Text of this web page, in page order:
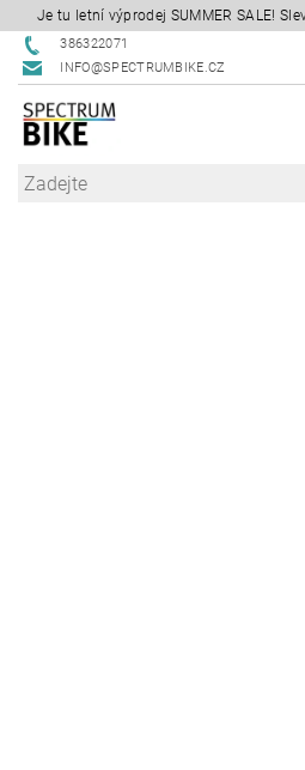
Je tu letní výprodej SUMMER SALE!
386322071
INFO@SPECTRUMBIKE.CZ